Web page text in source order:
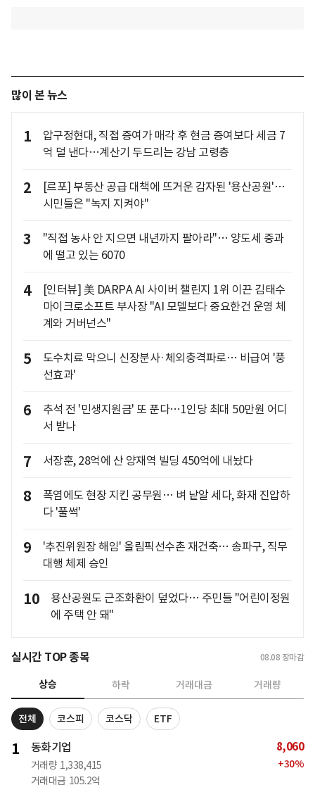
많이 본 뉴스
1
압구정현대, 직접 증여가 매각 후 현금 증여보다 세금 7
억 덜 낸다…계산기 두드리는 강남 고령층
2
[르포] 부동산 공급 대책에 뜨거운 감자된 '용산공원'…
시민들은 "녹지 지켜야"
3
"직접 농사 안 지으면 내년까지 팔아라"… 양도세 중과
에 떨고 있는 6070
4
[인터뷰] 美 DARPA AI 사이버 챌린지 1위 이끈 김태수
마이크로소프트 부사장 "AI 모델보다 중요한건 운영 체
계와 거버넌스"
5
도수치료 막으니 신장분사·체외충격파로… 비급여 '풍
선효과'
6
추석 전 '민생지원금' 또 푼다…1인당 최대 50만원 어디
서 받나
7 서장훈, 28억에 산 양재역 빌딩 450억에 내놨다
8
폭염에도 현장 지킨 공무원… 벼 낱알 세다, 화재 진압하
다 '풀썩'
9
'추진위원장 해임' 올림픽선수촌 재건축… 송파구, 직무
대행 체제 승인
10
용산공원도 근조화환이 덮었다… 주민들 "어린이정원
에 주택 안 돼"
실시간 TOP 종목 08.08 장마감
상승 하락 거래대금 거래량
전체 코스피 코스닥 ETF
1 동화기업
거래량 1,338,415
거래대금 105.2억
8,060
+30%